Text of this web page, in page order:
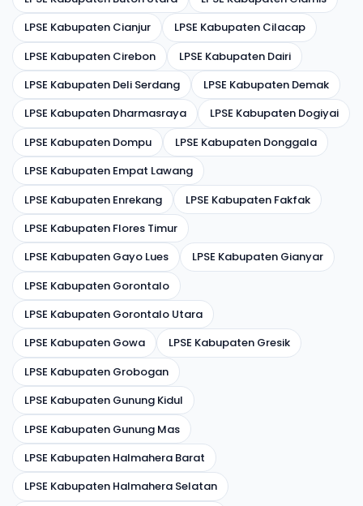
LPSE Kabupaten Cianjur
LPSE Kabupaten Cilacap
LPSE Kabupaten Cirebon
LPSE Kabupaten Dairi
LPSE Kabupaten Deli Serdang
LPSE Kabupaten Demak
LPSE Kabupaten Dharmasraya
LPSE Kabupaten Dogiyai
LPSE Kabupaten Dompu
LPSE Kabupaten Donggala
LPSE Kabupaten Empat Lawang
LPSE Kabupaten Enrekang
LPSE Kabupaten Fakfak
LPSE Kabupaten Flores Timur
LPSE Kabupaten Gayo Lues
LPSE Kabupaten Gianyar
LPSE Kabupaten Gorontalo
LPSE Kabupaten Gorontalo Utara
LPSE Kabupaten Gowa
LPSE Kabupaten Gresik
LPSE Kabupaten Grobogan
LPSE Kabupaten Gunung Kidul
LPSE Kabupaten Gunung Mas
LPSE Kabupaten Halmahera Barat
LPSE Kabupaten Halmahera Selatan